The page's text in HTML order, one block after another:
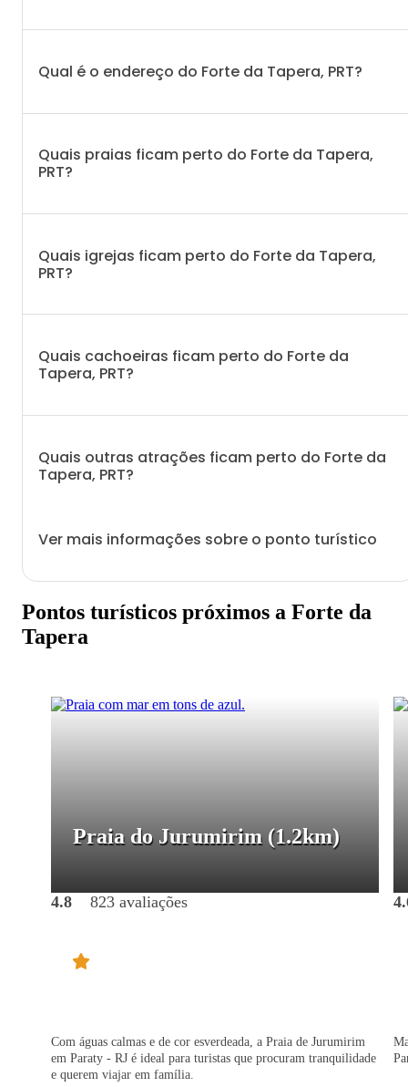
Qual é o endereço do Forte da Tapera, PRT?
Quais praias ficam perto do Forte da Tapera,
PRT?
Quais igrejas ficam perto do Forte da Tapera,
PRT?
Quais cachoeiras ficam perto do Forte da
Tapera, PRT?
Quais outras atrações ficam perto do Forte da
Tapera, PRT?
Ver mais informações sobre o ponto turístico
Pontos turísticos próximos a Forte da
Tapera
Praia do Jurumirim (1.2km)
4.8 823 avaliações
Com águas calmas e de cor esverdeada, a Praia de Jurumirim
em Paraty - RJ é ideal para turistas que procuram tranquilidade
e querem viajar em família.